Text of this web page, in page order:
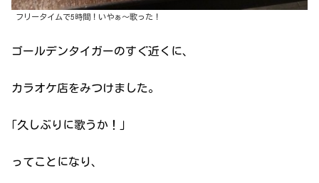
フリータイムで5時間！いやぁ〜歌った！
ゴールデンタイガーのすぐ近くに、
カラオケ店をみつけました。
｢久しぶりに歌うか！｣
ってことになり、